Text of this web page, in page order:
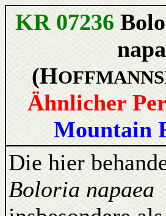
KR 07236
(H
Ähnlicher
Mountain
Die hier
Boloria napaea